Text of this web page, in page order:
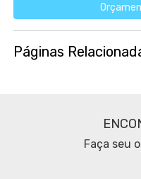
Páginas
Faça seu